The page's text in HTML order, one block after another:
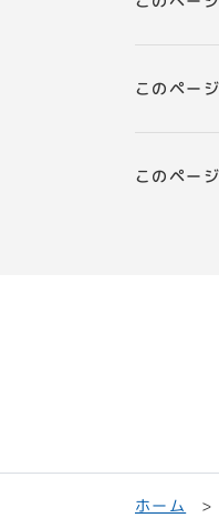
このペー
このペー
ホーム